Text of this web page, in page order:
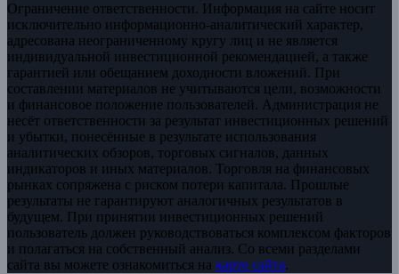
Ограничение ответственности. Информация на сайте носит
исключительно информационно-аналитический характер,
адресована неограниченному кругу лиц и не является
индивидуальной инвестиционной рекомендацией, а также
гарантией или обещанием доходности вложений. При
составлении материалов не учитываются цели, возможности
и финансовое положение пользователей. Администрация не
несёт ответственности за результат инвестиционных решений
и убытки, понесённые в результате использования
аналитических обзоров, торговых сигналов, данных
индикаторов и иных материалов. Торговля на финансовых
рынках сопряжена с риском потери капитала. Прошлые
результаты не гарантируют аналогичных результатов в
будущем. При принятии инвестиционных решений
пользователь должен руководствоваться комплексом факторов
и полагаться на собственный анализ. Со всеми разделами
сайта вы можете ознакомиться на карте сайта.